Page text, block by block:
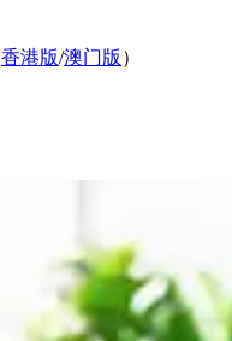
香港版/澳门版 ）